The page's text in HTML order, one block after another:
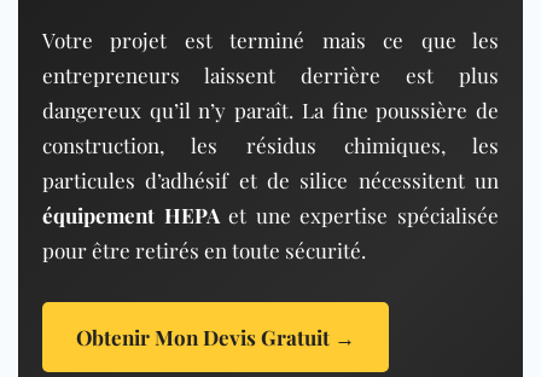
Votre projet est terminé mais ce que les
entrepreneurs laissent derrière est plus
dangereux qu’il n’y paraît. La fine poussière de
construction, les résidus chimiques, les
particules d’adhésif et de silice nécessitent un
équipement HEPAet une expertise spécialisée
pour être retirés en toute sécurité.
Obtenir Mon Devis Gratuit →